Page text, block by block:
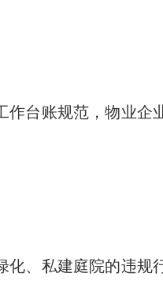
作台账规范，物业企
化、私建庭院的违规